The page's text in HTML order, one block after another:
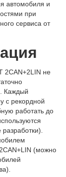
автомобиля и
при
сервиса от
2CAN+2LIN не
Каждый
с рекордной
работать до
(можно